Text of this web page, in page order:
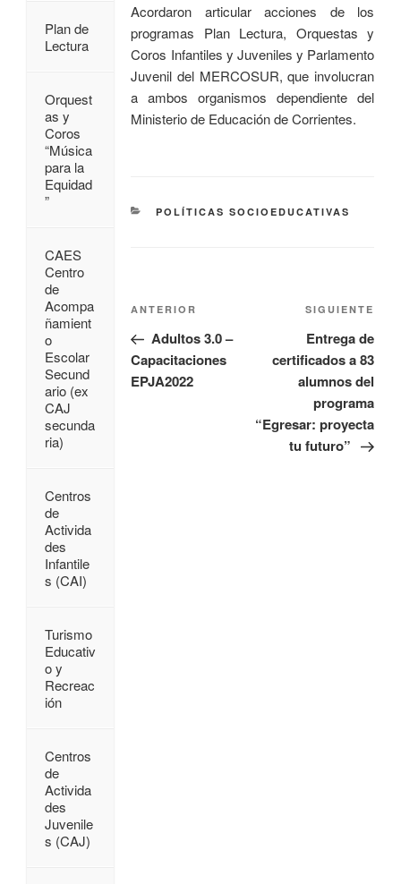
Acordaron articular acciones de los
programas Plan Lectura, Orquestas y
Coros Infantiles y Juveniles y Parlamento
Juvenil del MERCOSUR, que involucran
a ambos organismos dependiente del
Ministerio de Educación de Corrientes.
POLÍTICAS SOCIOEDUCATIVAS
ANTERIOR
Adultos 3.0 –
Capacitaciones
EPJA2022
SIGUIENTE
Entrega de
certificados a 83
alumnos del
programa
“Egresar: proyecta
tu futuro”
Plan de
Lectura
Orquest
as y
Coros
“Música
para la
Equidad
”
CAES
Centro
de
Acompa
ñamient
o
Escolar
Secund
ario (ex
CAJ
secunda
ria)
Centros
de
Activida
des
Infantile
s (CAI)
Turismo
Educativ
o y
Recreac
ión
Centros
de
Activida
des
Juvenile
s (CAJ)